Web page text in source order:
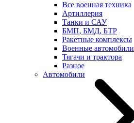
Все военная техника
Артиллерия
Танки и САУ
БМП, БМД, БТР
Ракетные комплексы
Военные автомобили
Тягачи и трактора
Разное
Автомобили